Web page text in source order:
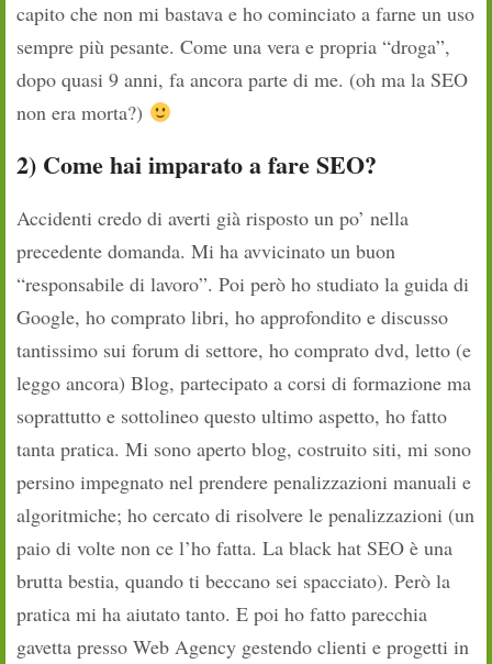
capito che non mi bastava e ho cominciato a farne un uso
sempre più pesante. Come una vera e propria “droga”,
dopo quasi 9 anni, fa ancora parte di me. (oh ma la SEO
non era morta?)
2) Come hai imparato a fare SEO?
Accidenti credo di averti già risposto un po’ nella
precedente domanda. Mi ha avvicinato un buon
“responsabile di lavoro”. Poi però ho studiato la guida di
Google, ho comprato libri, ho approfondito e discusso
tantissimo sui forum di settore, ho comprato dvd, letto (e
leggo ancora) Blog, partecipato a corsi di formazione ma
soprattutto e sottolineo questo ultimo aspetto, ho fatto
tanta pratica. Mi sono aperto blog, costruito siti, mi sono
persino impegnato nel prendere penalizzazioni manuali e
algoritmiche; ho cercato di risolvere le penalizzazioni (un
paio di volte non ce l’ho fatta. La black hat SEO è una
brutta bestia, quando ti beccano sei spacciato). Però la
pratica mi ha aiutato tanto. E poi ho fatto parecchia
gavetta presso Web Agency gestendo clienti e progetti in